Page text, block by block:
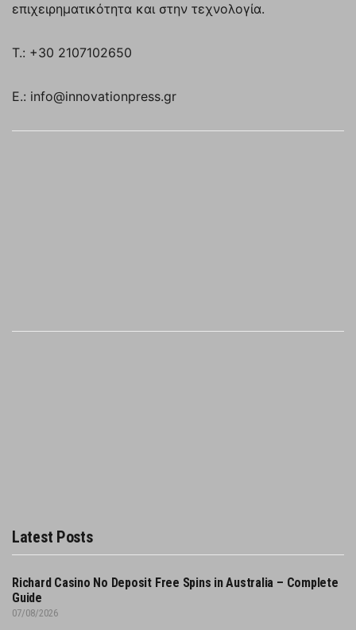
επιχειρηματικότητα και στην τεχνολογία.
T.: +30 2107102650
E.: info@innovationpress.gr
Latest Posts
Richard Casino No Deposit Free Spins in Australia – Complete
Guide
07/08/2026